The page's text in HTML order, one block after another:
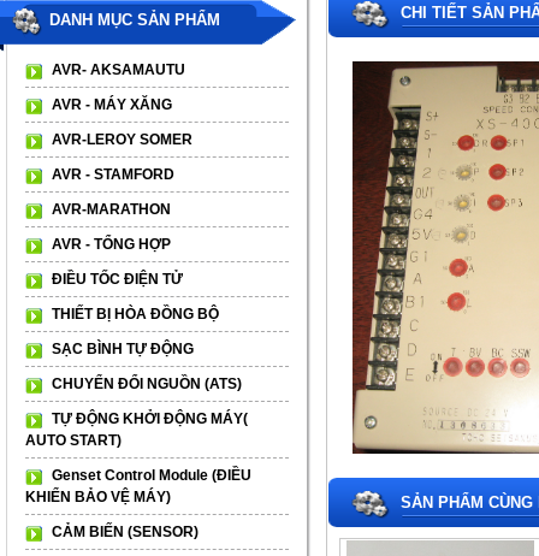
DANH MỤC SẢN PHẨM
AVR- AKSAMAUTU
AVR - MÁY XĂNG
AVR-LEROY SOMER
AVR - STAMFORD
AVR-MARATHON
AVR - TỔNG HỢP
ĐIỀU TỐC ĐIỆN TỬ
THIẾT BỊ HÒA ĐỒNG BỘ
SẠC BÌNH TỰ ĐỘNG
CHUYỂN ĐỔI NGUỒN (ATS)
TỰ ĐỘNG KHỞI ĐỘNG MÁY(
AUTO START)
Genset Control Module (ĐIỀU
KHIỂN BẢO VỆ MÁY)
CẢM BIẾN (SENSOR)
CHI TIẾT SẢN
SẢN PHẨM CÙNG